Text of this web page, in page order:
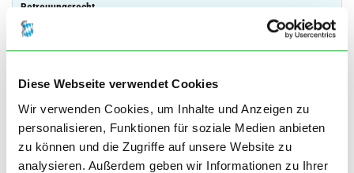
Diese Webseite verwendet Cookies
Wir verwenden Cookies, um Inhalte und Anzeigen zu
personalisieren, Funktionen für soziale Medien anbieten
zu können und die Zugriffe auf unsere Website zu
analysieren. Außerdem geben wir Informationen zu Ihrer
Betreuungsrecht
Autor: Frühling
Ausgabe Januar (1) 2023, Seite 19
Autor: Wagle
Ausgabe Januar (1) 2023, Seite 20
Präsidentin der türkischen Ärztekammer
ein
Autor: Wagle